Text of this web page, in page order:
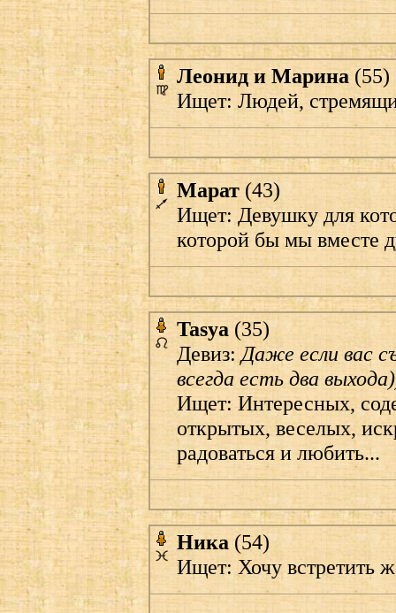
Леонид и Марина (55)
Ищет: Людей,
Марат (43)
Ищет: Девушку для
которой бы мы вместе
Tasya (35)
Девиз:Даже если вас
всегда есть два
Ищет: Интересных,
открытых, веселых,
радоваться и любить...
Ника (54)
Ищет: Хочу встретить